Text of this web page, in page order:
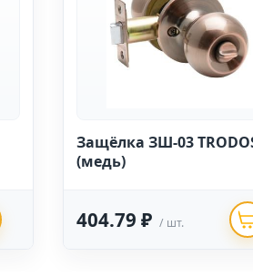
Защёлка ЗШ-03
(медь)
404.79 ₽ / шт.